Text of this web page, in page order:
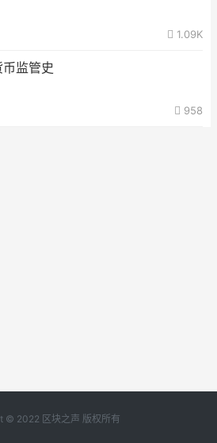
1.09K
监管史
958
© 2022 区块之声 版权所有